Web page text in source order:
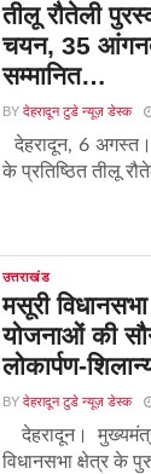
तीलू रौतेली
चयन, 35
सम्मानित…
BY देहरादून टुडे न्यूज़ डेस्क
देहरादून, 6 अगस्त।
के प्रतिष्ठित तीलू
उत्तराखंड
मसूरी
योजनाओं की
लोकार्पण-
BY देहरादून टुडे न्यूज़ डेस्क
देहरादून।
विधानसभा क्षेत्र के